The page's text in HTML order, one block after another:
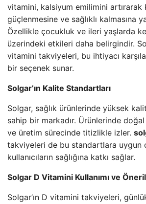
vitamini, kalsiyum emilimini artırarak
güçlenmesine ve sağlıklı kalmasına
Özellikle çocukluk ve ileri yaşlarda
üzerindeki etkileri daha belirgindir.
vitamini takviyeleri, bu ihtiyacı
bir seçenek sunar.
Solgar’ın Kalite Standartları
Solgar, sağlık ürünlerinde yüksek
sahip bir markadır. Ürünlerinde
ve üretim sürecinde titizlikle izler.
takviyeleri de bu standartlara uygun
kullanıcıların sağlığına katkı sağlar.
Solgar D Vitamini Kullanımı ve
Solgar’ın D vitamini takviyeleri,